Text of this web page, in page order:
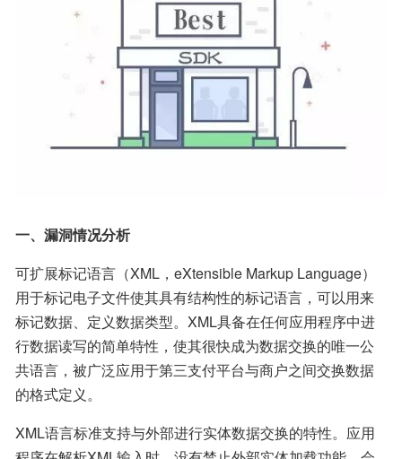
一、漏洞情况分析
可扩展标记语言（XML，eXtensible Markup Language）
用于标记电子文件使其具有结构性的标记语言，可以用来
标记数据、定义数据类型。XML具备在任何应用程序中进
行数据读写的简单特性，使其很快成为数据交换的唯一公
共语言，被广泛应用于第三支付平台与商户之间交换数据
的格式定义。
XML语言标准支持与外部进行实体数据交换的特性。应用